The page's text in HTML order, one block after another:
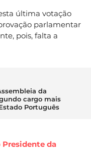
última votação
parlamentar
pois, falta a
da
cargo mais
Português
da